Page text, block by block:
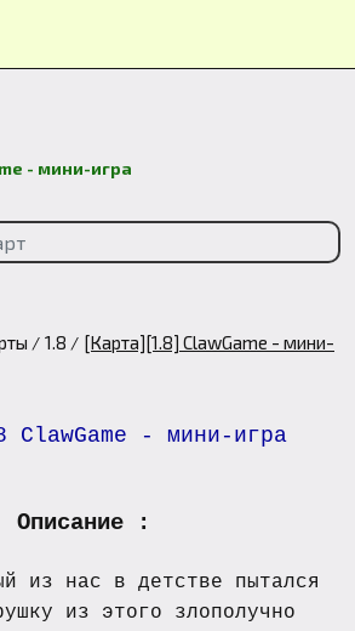
- мини-игра
1.8
[Карта][1.8] ClawGame - мини-
Описание :
из нас в детстве пытался
из этого злополучно